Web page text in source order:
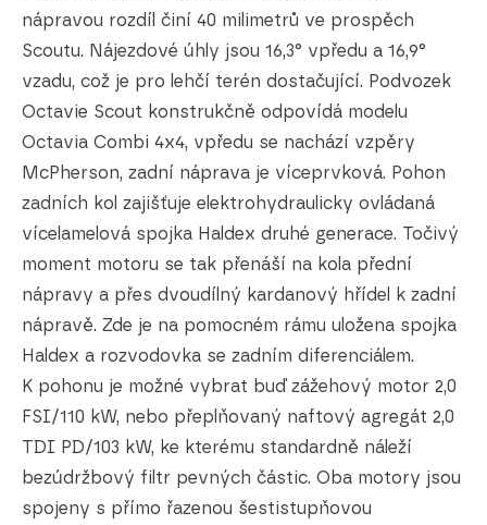
nápravou rozdíl činí 40 milimetrů ve prospěch
Scoutu. Nájezdové úhly jsou 16,3° vpředu a 16,9°
vzadu, což je pro lehčí terén dostačující. Podvozek
Octavie Scout konstrukčně odpovídá modelu
Octavia Combi 4x4, vpředu se nachází vzpěry
McPherson, zadní náprava je víceprvková. Pohon
zadních kol zajišťuje elektrohydraulicky ovládaná
vícelamelová spojka Haldex druhé generace. Točivý
moment motoru se tak přenáší na kola přední
nápravy a přes dvoudílný kardanový hřídel k zadní
nápravě. Zde je na pomocném rámu uložena spojka
Haldex a rozvodovka se zadním diferenciálem.
K pohonu je možné vybrat buď zážehový motor 2,0
FSI/110 kW, nebo přeplňovaný naftový agregát 2,0
TDI PD/103 kW, ke kterému standardně náleží
bezúdržbový filtr pevných částic. Oba motory jsou
spojeny s přímo řazenou šestistupňovou